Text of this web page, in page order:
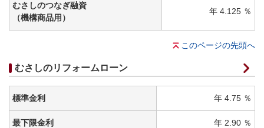
むさしのつなぎ融資
（機構商品用）
年 4.125 ％
このページの先頭へ
むさしのリフォームローン
標準金利 年 4.75 ％
最下限金利 年 2.90 ％